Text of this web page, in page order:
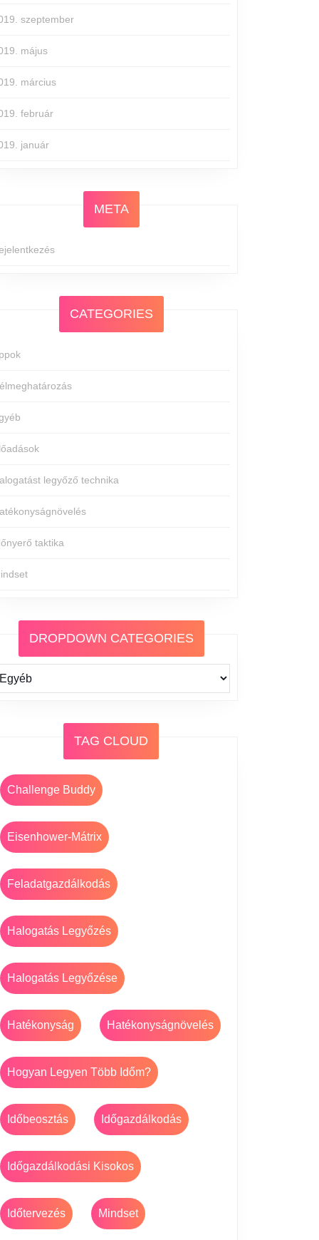
szeptember
május
március
február
január
META
CATEGORIES
legyőző technika
taktika
DROPDOWN CATEGORIES
TAG CLOUD
Challenge Buddy
Eisenhower-Mátrix
Feladatgazdálkodás
Halogatás Legyőzés
Halogatás Legyőzése
Hatékonyság Hatékonyságnövelés
Hogyan Legyen Több Időm?
Időbeosztás Időgazdálkodás
Időgazdálkodási Kisokos
Időtervezés Mindset